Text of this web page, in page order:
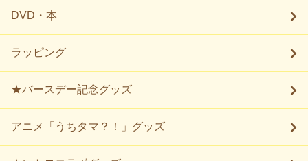
DVD・本
ラッピング
★バースデー記念グッズ
アニメ「うちタマ？！」グッズ